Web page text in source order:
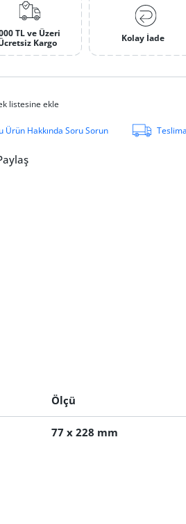
ZAMAN SINIRLI! SÜPER INDIRIM
TL ve Üzeri
Kargo
Kolay İade
li̇stesi̇ne ekle
Ürün Hakkında Soru Sorun
Ölçü
77 x 228 mm